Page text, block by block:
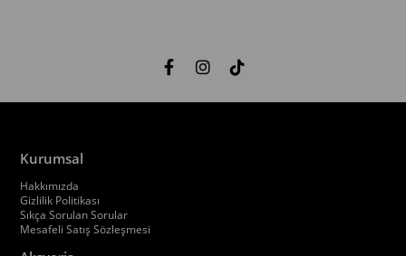
Kurumsal
Hakkımızda
Gizlilik Politikası
Sıkça Sorulan Sorular
Mesafeli Satış Sözleşmesi